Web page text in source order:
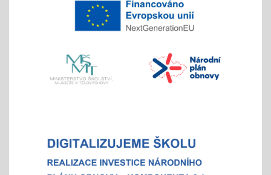
4x - od 11. do 20. 11.
aneb "Kam na střední?"
pedagogy a školním parlamentem
- od 16 hod.